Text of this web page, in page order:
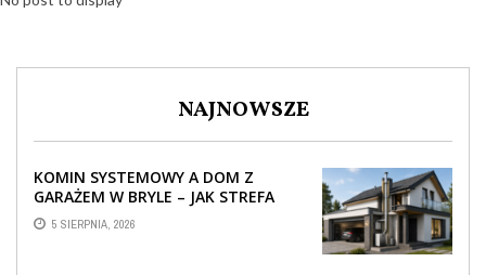
NAJNOWSZE
KOMIN SYSTEMOWY A DOM Z
GARAŻEM W BRYLE – JAK STREFA
TECHNICZNA WPŁYWA NA
PROWADZENIE ...
5 SIERPNIA, 2026